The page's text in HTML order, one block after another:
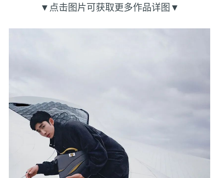
▼点击图片可获取更多作品详图▼